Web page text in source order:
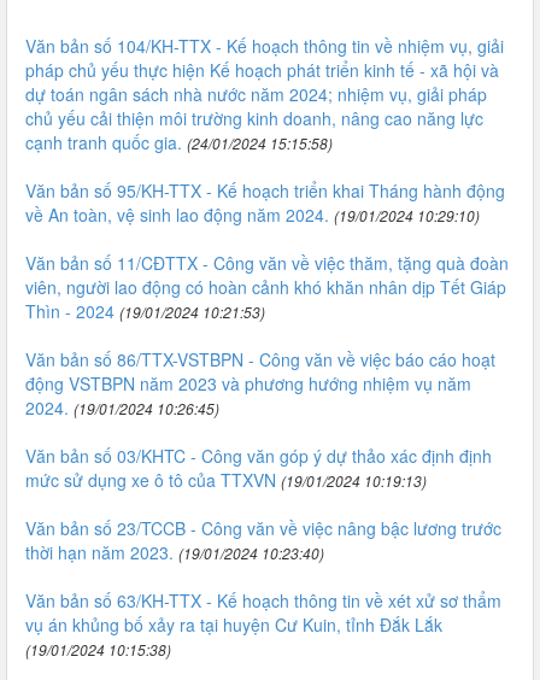
Văn bản số 104/KH-TTX - Kế hoạch thông tin về nhiệm vụ, giải
pháp chủ yếu thực hiện Kế hoạch phát triển kinh tế - xã hội và
dự toán ngân sách nhà nước năm 2024; nhiệm vụ, giải pháp
chủ yếu cải thiện môi trường kinh doanh, nâng cao năng lực
cạnh tranh quốc gia. (24/01/2024 15:15:58)
Văn bản số 95/KH-TTX - Kế hoạch triển khai Tháng hành động
về An toàn, vệ sinh lao động năm 2024. (19/01/2024 10:29:10)
Văn bản số 11/CĐTTX - Công văn về việc thăm, tặng quà đoàn
viên, người lao động có hoàn cảnh khó khăn nhân dịp Tết Giáp
Thìn - 2024 (19/01/2024 10:21:53)
Văn bản số 86/TTX-VSTBPN - Công văn về việc báo cáo hoạt
động VSTBPN năm 2023 và phương hướng nhiệm vụ năm
2024. (19/01/2024 10:26:45)
Văn bản số 03/KHTC - Công văn góp ý dự thảo xác định định
mức sử dụng xe ô tô của TTXVN (19/01/2024 10:19:13)
Văn bản số 23/TCCB - Công văn về việc nâng bậc lương trước
thời hạn năm 2023. (19/01/2024 10:23:40)
Văn bản số 63/KH-TTX - Kế hoạch thông tin về xét xử sơ thẩm
vụ án khủng bố xảy ra tại huyện Cư Kuin, tỉnh Đắk Lắk
(19/01/2024 10:15:38)